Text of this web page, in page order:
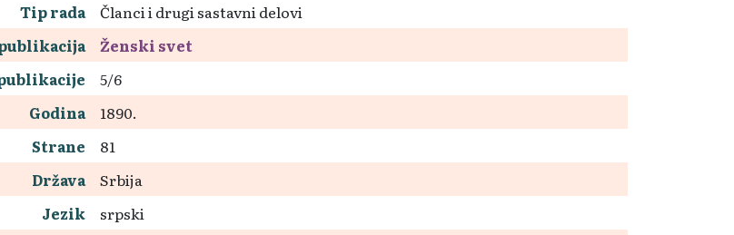
Tip rada
Članci i drugi sastavni delovi
Ženski svet
5/6
Godina
1890.
Strane
81
Država
Srbija
Jezik
srpski